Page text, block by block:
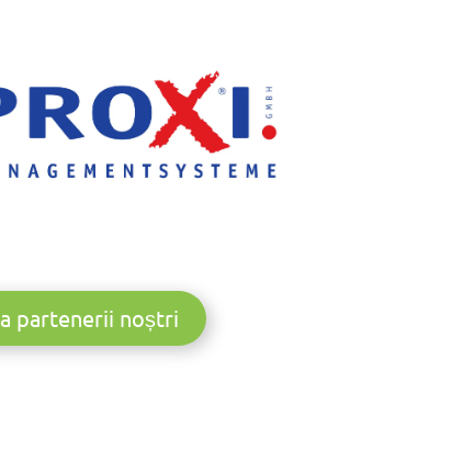
partenerii noștri